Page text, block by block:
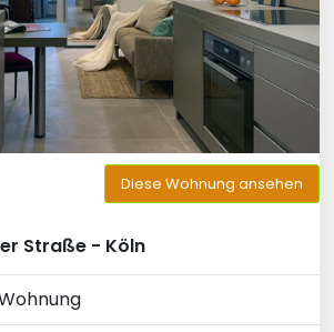
Diese Wohnung ansehen
Straße - Köln